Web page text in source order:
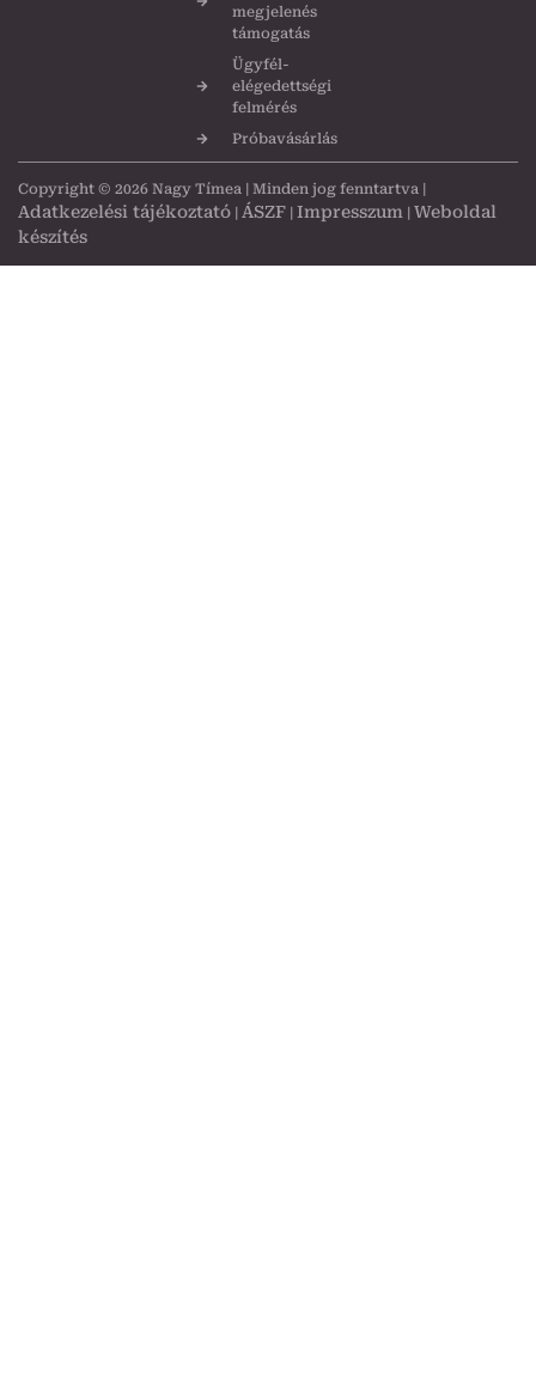
megjelenés
támogatás
Ügyfél-
elégedettségi
felmérés
Próbavásárlás
Copyright © 2026 Nagy Tímea | Minden jog fenntartva |
Adatkezelési tájékoztató | ÁSZF | Impresszum | Weboldal
készítés